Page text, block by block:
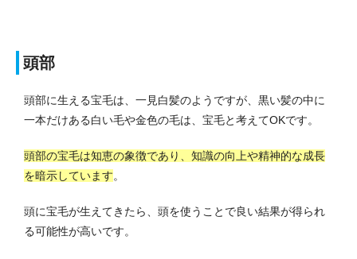
頭部
頭部に生える宝毛は、一見白髪のようですが、黒い髪の中に
一本だけある白い毛や金色の毛は、宝毛と考えてOKです。
頭部の宝毛は知恵の象徴であり、知識の向上や精神的な成長
を暗示しています。
頭に宝毛が生えてきたら、頭を使うことで良い結果が得られ
る可能性が高いです。